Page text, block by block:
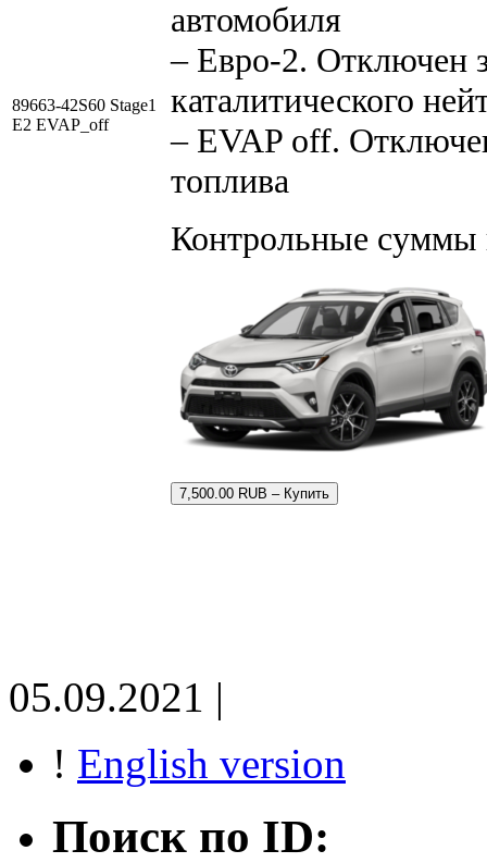
89663-42S60 Stage1
E2 EVAP_off
автомобиля
– Евро-2. Отключен
каталитического
– EVAP off.
топлива
Контрольные суммы
7,500.00 RUB – Купить
05.09.2021 |
! English version
Поиск по ID: